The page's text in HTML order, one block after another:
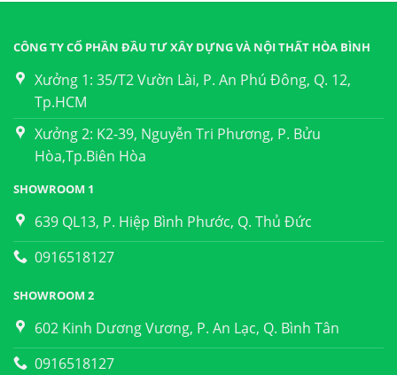
CÔNG TY CỔ PHẦN ĐẦU TƯ XÂY DỰNG VÀ NỘI THẤT HÒA BÌNH
Xưởng 1: 35/T2 Vườn Lài, P. An Phú Đông, Q. 12,
Tp.HCM
Xưởng 2: K2-39, Nguyễn Tri Phương, P. Bửu
Hòa,Tp.Biên Hòa
SHOWROOM 1
639 QL13, P. Hiệp Bình Phước, Q. Thủ Đức
0916518127
SHOWROOM 2
602 Kinh Dương Vương, P. An Lạc, Q. Bình Tân
0916518127